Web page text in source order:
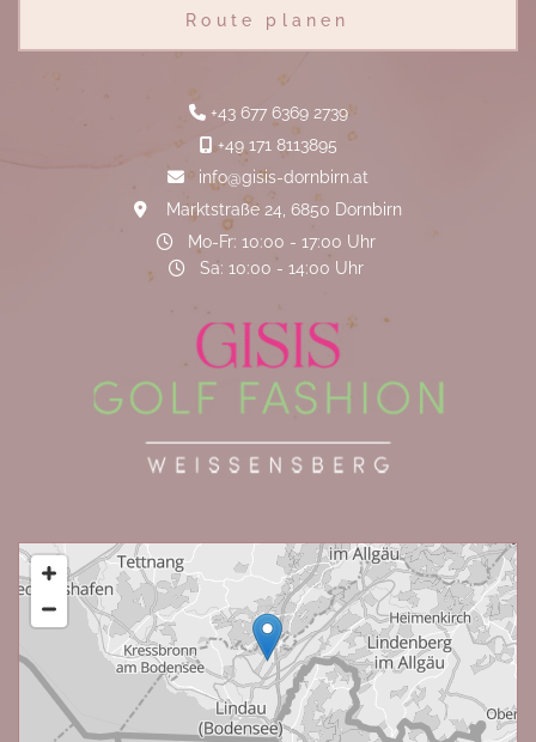
Route planen
 +43 677 6369 2739
 +49 171 8113895
 info@gisis-dornbirn.at
 Marktstraße 24, 6850 Dornbirn
 Mo-Fr: 10:00 - 17:00 Uhr
 Sa: 10:00 - 14:00 Uhr